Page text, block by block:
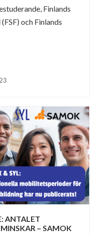
Finlands
och Finlands
ANTALET
– SAMOK